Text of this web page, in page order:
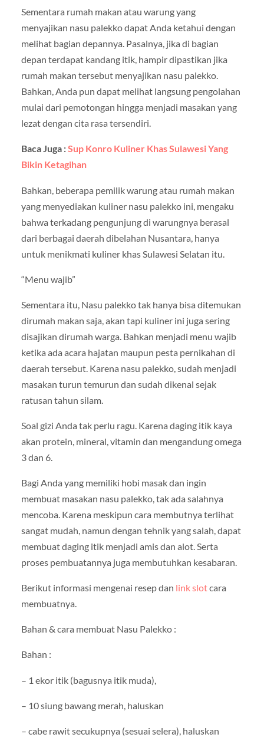
Sementara rumah makan atau warung yang
menyajikan nasu palekko dapat Anda ketahui dengan
melihat bagian depannya. Pasalnya, jika di bagian
depan terdapat kandang itik, hampir dipastikan jika
rumah makan tersebut menyajikan nasu palekko.
Bahkan, Anda pun dapat melihat langsung pengolahan
mulai dari pemotongan hingga menjadi masakan yang
lezat dengan cita rasa tersendiri.
Baca Juga :Sup Konro Kuliner Khas Sulawesi Yang
Bikin Ketagihan
Bahkan, beberapa pemilik warung atau rumah makan
yang menyediakan kuliner nasu palekko ini, mengaku
bahwa terkadang pengunjung di warungnya berasal
dari berbagai daerah dibelahan Nusantara, hanya
untuk menikmati kuliner khas Sulawesi Selatan itu.
“Menu wajib”
Sementara itu, Nasu palekko tak hanya bisa ditemukan
dirumah makan saja, akan tapi kuliner ini juga sering
disajikan dirumah warga. Bahkan menjadi menu wajib
ketika ada acara hajatan maupun pesta pernikahan di
daerah tersebut. Karena nasu palekko, sudah menjadi
masakan turun temurun dan sudah dikenal sejak
ratusan tahun silam.
Soal gizi Anda tak perlu ragu. Karena daging itik kaya
akan protein, mineral, vitamin dan mengandung omega
3 dan 6.
Bagi Anda yang memiliki hobi masak dan ingin
membuat masakan nasu palekko, tak ada salahnya
mencoba. Karena meskipun cara membutnya terlihat
sangat mudah, namun dengan tehnik yang salah, dapat
membuat daging itik menjadi amis dan alot. Serta
proses pembuatannya juga membutuhkan kesabaran.
Berikut informasi mengenai resep dan link slotcara
membuatnya.
Bahan & cara membuat Nasu Palekko :
Bahan :
– 1 ekor itik (bagusnya itik muda),
– 10 siung bawang merah, haluskan
– cabe rawit secukupnya (sesuai selera), haluskan